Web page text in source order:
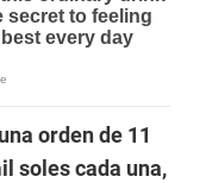
orden de 11
soles cada una,